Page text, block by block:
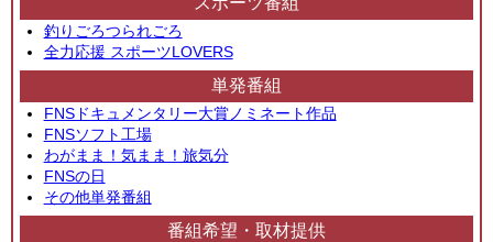
釣りごろつられごろ
全力応援 スポーツLOVERS
単発番組
FNSドキュメンタリー大賞ノミネート作品
FNSソフト工場
わがまま！気まま！旅気分
FNSの日
その他単発番組
番組希望・取材提供